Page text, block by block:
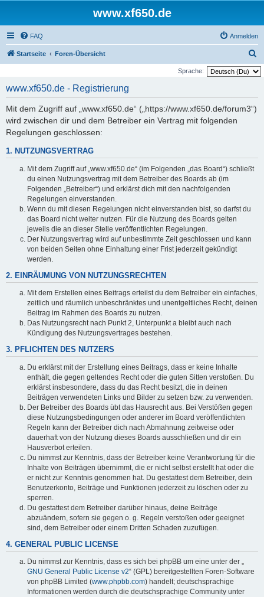
www.xf650.de
FAQ Anmelden
Startseite Foren-Übersicht
u
Sprache:
www.xf650.de - Registrierung
Mit dem Zugriff auf „www.xf650.de“ („https://www.xf650.de/forum3“)
wird zwischen dir und dem Betreiber ein Vertrag mit folgenden
Regelungen geschlossen:
1. NUTZUNGSVERTRAG
Mit dem Zugriff auf „www.xf650.de“ (im Folgenden „das Board“) schließt
du einen Nutzungsvertrag mit dem Betreiber des Boards ab (im
Folgenden „Betreiber“) und erklärst dich mit den nachfolgenden
Regelungen einverstanden.
Wenn du mit diesen Regelungen nicht einverstanden bist, so darfst du
das Board nicht weiter nutzen. Für die Nutzung des Boards gelten
jeweils die an dieser Stelle veröffentlichten Regelungen.
Der Nutzungsvertrag wird auf unbestimmte Zeit geschlossen und kann
von beiden Seiten ohne Einhaltung einer Frist jederzeit gekündigt
werden.
2. EINRÄUMUNG VON NUTZUNGSRECHTEN
Mit dem Erstellen eines Beitrags erteilst du dem Betreiber ein einfaches,
zeitlich und räumlich unbeschränktes und unentgeltliches Recht, deinen
Beitrag im Rahmen des Boards zu nutzen.
Das Nutzungsrecht nach Punkt 2, Unterpunkt a bleibt auch nach
Kündigung des Nutzungsvertrages bestehen.
3. PFLICHTEN DES NUTZERS
Du erklärst mit der Erstellung eines Beitrags, dass er keine Inhalte
enthält, die gegen geltendes Recht oder die guten Sitten verstoßen. Du
erklärst insbesondere, dass du das Recht besitzt, die in deinen
Beiträgen verwendeten Links und Bilder zu setzen bzw. zu verwenden.
Der Betreiber des Boards übt das Hausrecht aus. Bei Verstößen gegen
diese Nutzungsbedingungen oder anderer im Board veröffentlichten
Regeln kann der Betreiber dich nach Abmahnung zeitweise oder
dauerhaft von der Nutzung dieses Boards ausschließen und dir ein
Hausverbot erteilen.
Du nimmst zur Kenntnis, dass der Betreiber keine Verantwortung für die
Inhalte von Beiträgen übernimmt, die er nicht selbst erstellt hat oder die
er nicht zur Kenntnis genommen hat. Du gestattest dem Betreiber, dein
Benutzerkonto, Beiträge und Funktionen jederzeit zu löschen oder zu
sperren.
Du gestattest dem Betreiber darüber hinaus, deine Beiträge
abzuändern, sofern sie gegen o. g. Regeln verstoßen oder geeignet
sind, dem Betreiber oder einem Dritten Schaden zuzufügen.
4. GENERAL PUBLIC LICENSE
Du nimmst zur Kenntnis, dass es sich bei phpBB um eine unter der „
GNU General Public License v2“ (GPL) bereitgestellten Foren-Software
von phpBB Limited (www.phpbb.com) handelt; deutschsprachige
Informationen werden durch die deutschsprachige Community unter